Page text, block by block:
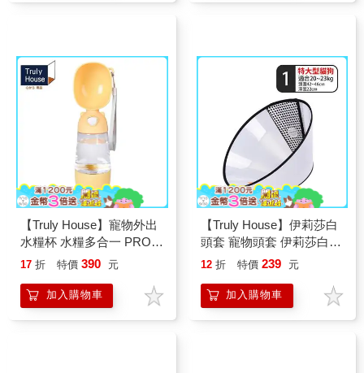
【Truly House】寵物外出
水糧杯 水糧多合一 PRO
旋轉收納/飲水瓶/餵水器/
17 折 特價 390 元
加入購物車
【Truly House】伊莉莎白
頭套 寵物頭套 伊莉莎白圈
貓頭套 狗頭套 防舔圈 頭
12 折 特價 239 元
加入購物車